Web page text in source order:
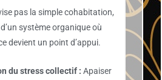
pas la simple cohabitation,
système organique où
devient un point d’appui.
du stress collectif : Apaiser